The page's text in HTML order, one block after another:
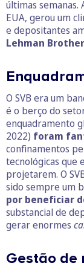
últimas semanas.
EUA, gerou um
e depositantes
Lehman
O SVB era um
é o berço do
enquadramento
2022) foram
confinamentos
tecnológicas que
projetarem. O
sido sempre um
por beneficiar
substancial de
gerar enormes
Gestão de